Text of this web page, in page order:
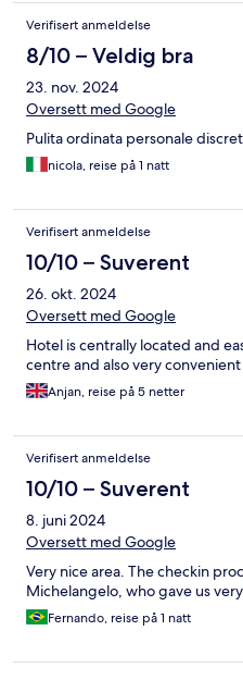
Verifisert anmeldelse
8/10 – Veldig bra
23. nov. 2024
Oversett med Google
Pulita ordinata personale
nicola, reise på 1 natt
Verifisert anmeldelse
10/10 – Suverent
26. okt. 2024
Oversett med Google
Hotel is centrally located and
centre and also very
Anjan, reise på 5 netter
Verifisert anmeldelse
10/10 – Suverent
8. juni 2024
Oversett med Google
Very nice area. The checkin
Michelangelo, who gave us
Fernando, reise på 1 natt